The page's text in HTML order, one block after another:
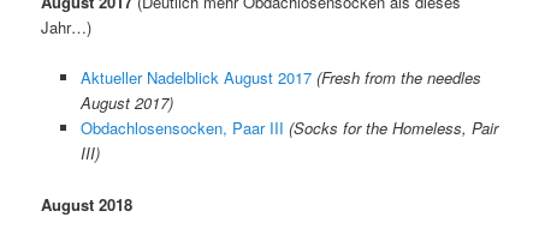
Jahr…)
Aktueller Nadelblick August 2017 (Fresh from the needles
August 2017)
Obdachlosensocken, Paar III (Socks for the Homeless, Pair
III)
August 2018